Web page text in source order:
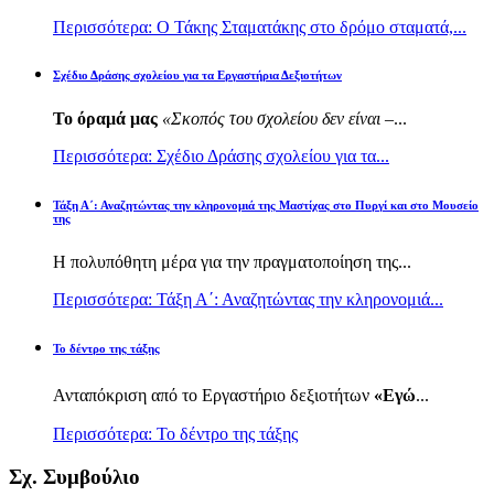
Περισσότερα: Ο Τάκης Σταματάκης στο δρόμο σταματά,...
Σχέδιο Δράσης σχολείου για τα Εργαστήρια Δεξιοτήτων
Το όραμά μας «Σκοπός του σχολείου δεν είναι –...
Περισσότερα: Σχέδιο Δράσης σχολείου για τα...
Τάξη Α΄: Αναζητώντας την κληρονομιά της Μαστίχας στο Πυργί και στο Μουσείο
της
Η πολυπόθητη μέρα για την πραγματοποίηση της...
Περισσότερα: Τάξη Α΄: Αναζητώντας την κληρονομιά...
Το δέντρο της τάξης
Ανταπόκριση από το Εργαστήριο δεξιοτήτων «Εγώ...
Περισσότερα: Το δέντρο της τάξης
Σχ. Συμβούλιο